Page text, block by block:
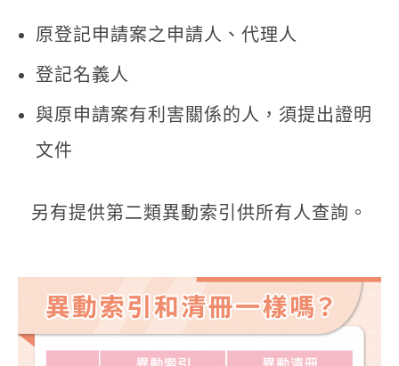
原登記申請案之申請人、代理人
登記名義人
與原申請案有利害關係的人，須提出證明
文件
另有提供第二類異動索引供所有人查詢。